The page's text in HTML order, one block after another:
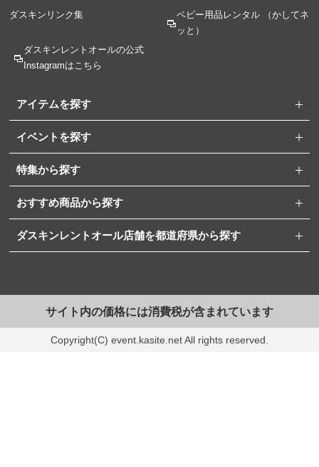
ダスキンリンク集 ベビー用品レンタル（かしてネ
ッと）
ダスキンレントオールの公式
Instagramはこちら
アイテムを探す
イベントを探す
特集から探す
おすすめ商品から探す
ダスキンレントオール店舗を都道府県から探す
サイト内の価格には消費税が含まれています
Copyright(C) event.kasite.net All rights reserved.